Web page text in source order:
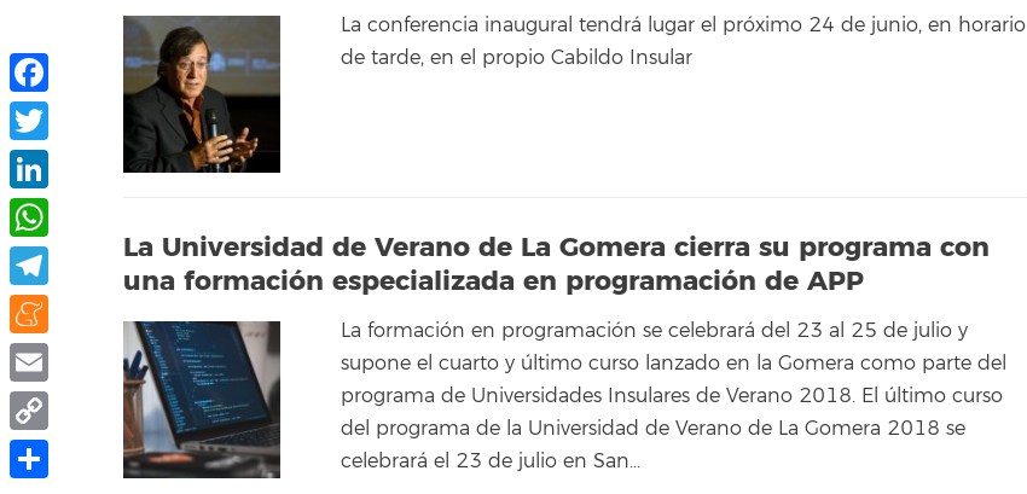
La conferencia inaugural tendrá lugar el próximo 24 de junio, en horario
de tarde, en el propio Cabildo Insular
La Universidad de Verano de La Gomera cierra su programa con
una formación especializada en programación de APP
La formación en programación se celebrará del 23 al 25 de julio y
supone el cuarto y último curso lanzado en la Gomera como parte del
programa de Universidades Insulares de Verano 2018. El último curso
del programa de la Universidad de Verano de La Gomera 2018 se
celebrará el 23 de julio en San...
Facebook
Twitter
LinkedIn
WhatsApp
Telegram
Meneame
Email
Copy